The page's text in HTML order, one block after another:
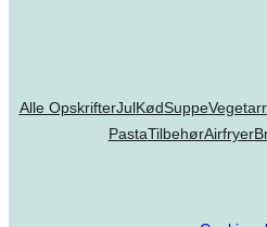
Alle OpskrifterJulKødSuppe
PastaTilbehørAirfryer